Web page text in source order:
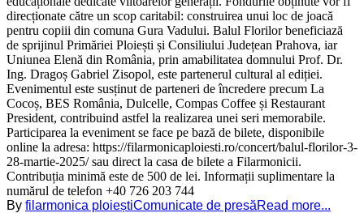
direcționate către un scop caritabil: construirea unui loc de joacă
pentru copiii din comuna Gura Vadului. Balul Florilor beneficiază
de sprijinul Primăriei Ploiești și Consiliului Județean Prahova, iar
Uniunea Elenă din România, prin amabilitatea domnului Prof. Dr.
Ing. Dragoș Gabriel Zisopol, este partenerul cultural al ediției.
Evenimentul este susținut de parteneri de încredere precum La
Cocoș, BES România, Dulcelle, Compas Coffee și Restaurant
President, contribuind astfel la realizarea unei seri memorabile.
Participarea la eveniment se face pe bază de bilete, disponibile
online la adresa: https://filarmonicaploiesti.ro/concert/balul-florilor-3-
28-martie-2025/ sau direct la casa de bilete a Filarmonicii.
Contribuția minimă este de 500 de lei. Informații suplimentare la
numărul de telefon +40 726 203 744
By filarmonica ploieștiComunicate de presăRead more...